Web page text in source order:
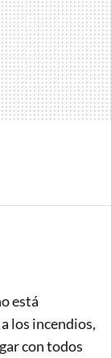
está
los incendios,
con todos